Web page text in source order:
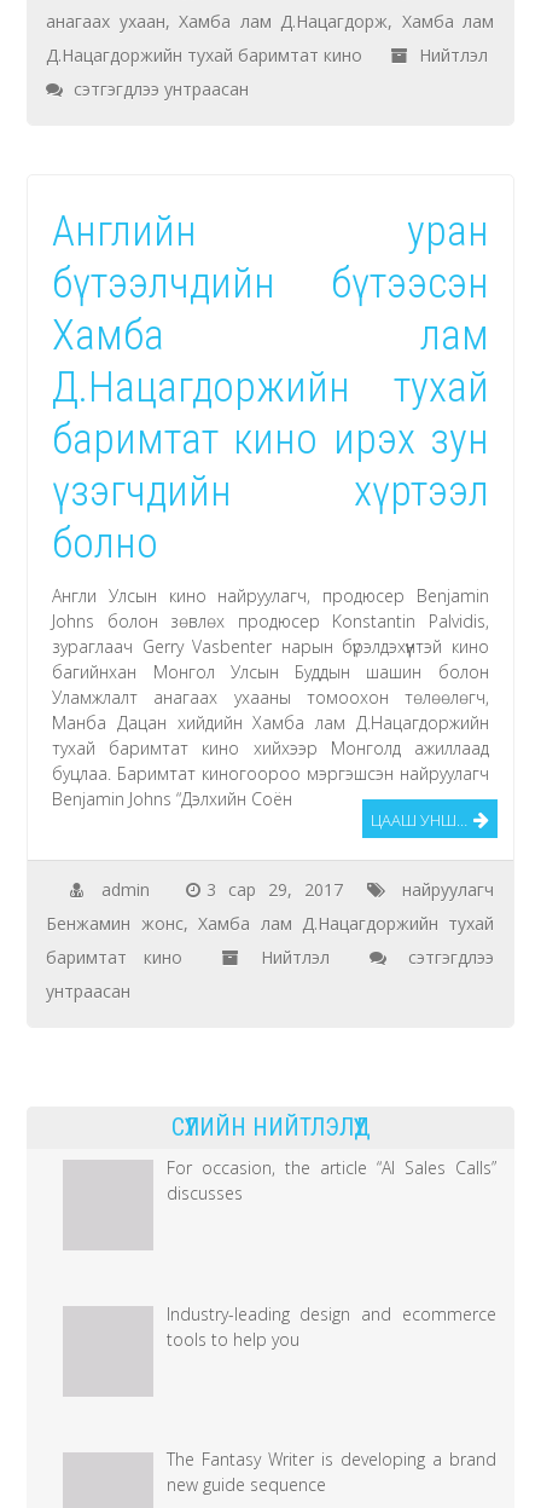
анагаах ухаан,Хамба лам Д.Нацагдорж, Хамба лам
Д.Нацагдоржийн тухай баримтат кино
Нийтлэл
Хамба
өгүүлэх
MEDICINE
BUDDHA“
кино
“Шилдэг
баримтат
кино“-
гоор
тодорлоо
дээр
сэтгэгдлээ унтраасан
Английн уран
бүтээлчдийн бүтээсэн
Хамба лам
Д.Нацагдоржийн тухай
баримтат кино ирэх зун
үзэгчдийн хүртээл
болно
Англи Улсын кино найруулагч, продюсер Benjamin
Johns болон зөвлөх продюсер Konstantin Palvidis,
зураглаач Gerry Vasbenter нарын бүрэлдэхүүнтэй кино
багийнхан Монгол Улсын Буддын шашин болон
Уламжлалт анагаах ухааны томоохон төлөөлөгч,
Манба Дацан хийдийн Хамба лам Д.Нацагдоржийн
тухай баримтат кино хийхээр Монголд ажиллаад
буцлаа. Баримтат киногоороо мэргэшсэн найруулагч
Benjamin Johns “Дэлхийн Соён
ЦААШ УНШ…
admin 3 сар 29, 2017
найруулагч
Бенжамин жонс,Хамба лам Д.Нацагдоржийн тухай
баримтат кино
Нийтлэл
Английн
Д.Нацагдоржийн
зун
дээр
сэтгэгдлээ
унтраасан
СҮҮЛИЙН НИЙТЛЭЛҮҮД
For occasion, the article “AI Sales Calls”
discusses
Industry-leading design and ecommerce
tools to help you
The Fantasy Writer is developing a brand
new guide sequence